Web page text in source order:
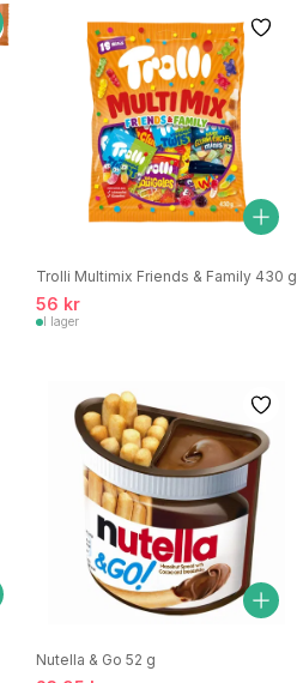
Trolli Multimix Friends & Family 430 g
56 kr
I lager
Nutella & Go 52 g